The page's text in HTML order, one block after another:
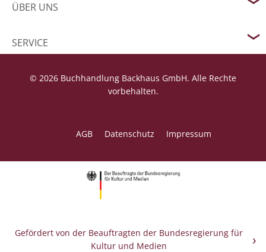
ÜBER UNS
SERVICE
© 2026 Buchhandlung Backhaus GmbH. Alle Rechte
vorbehalten.
AGB Datenschutz Impressum
Gefördert von der Beauftragten der Bundesregierung für
Kultur und Medien